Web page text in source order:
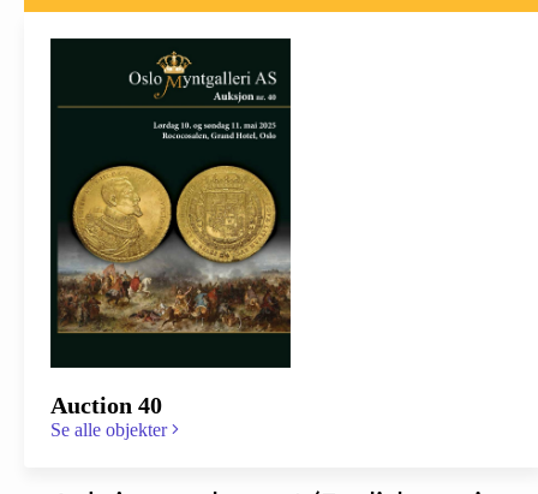
Auction 40
Se alle objekter